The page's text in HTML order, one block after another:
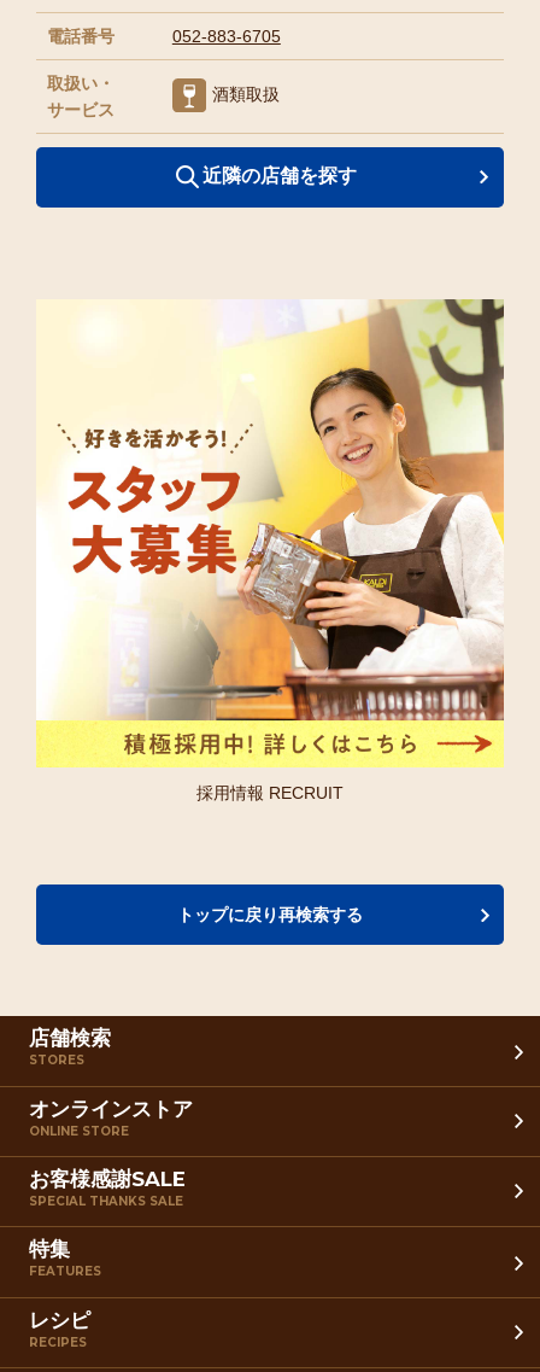
電話番号 052-883-6705
取扱い・
サービス
酒類取扱
採用情報 RECRUIT
トップに戻り再検索する
店舗検索
STORES
オンラインストア
ONLINE STORE
お客様感謝SALE
SPECIAL THANKS SALE
特集
FEATURES
レシピ
RECIPES